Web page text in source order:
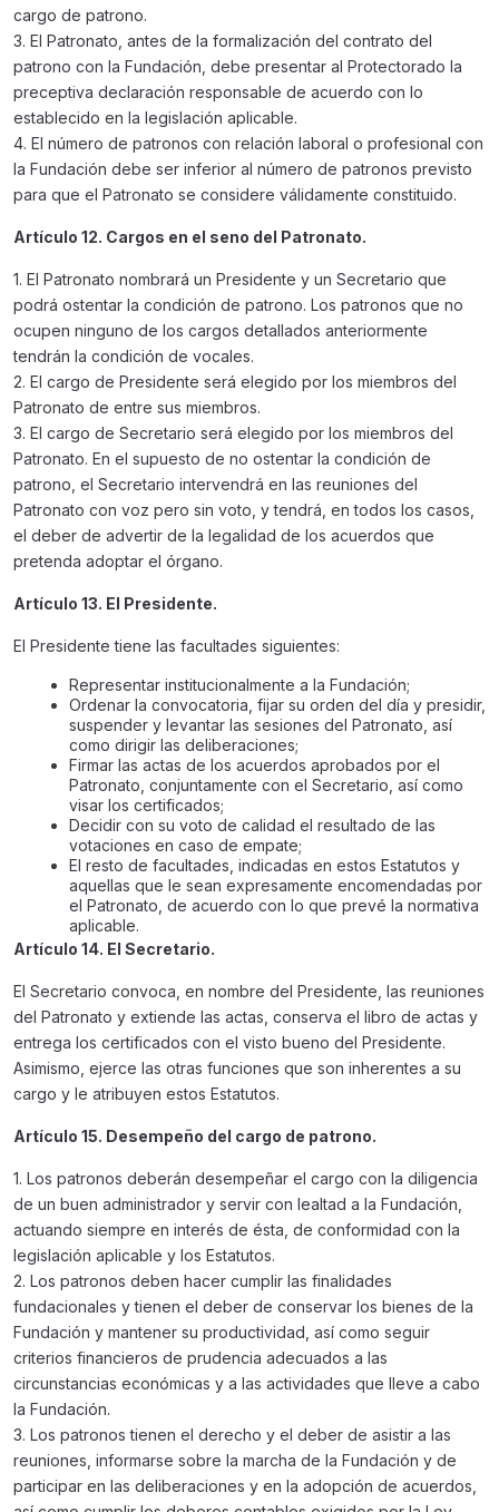
cargo de patrono.
3. El Patronato, antes de la formalización del contrato del
patrono con la Fundación, debe presentar al Protectorado la
preceptiva declaración responsable de acuerdo con lo
establecido en la legislación aplicable.
4. El número de patronos con relación laboral o profesional con
la Fundación debe ser inferior al número de patronos previsto
para que el Patronato se considere válidamente constituido.
Artículo 12. Cargos en el seno del Patronato.
1. El Patronato nombrará un Presidente y un Secretario que
podrá ostentar la condición de patrono. Los patronos que no
ocupen ninguno de los cargos detallados anteriormente
tendrán la condición de vocales.
2. El cargo de Presidente será elegido por los miembros del
Patronato de entre sus miembros.
3. El cargo de Secretario será elegido por los miembros del
Patronato. En el supuesto de no ostentar la condición de
patrono, el Secretario intervendrá en las reuniones del
Patronato con voz pero sin voto, y tendrá, en todos los casos,
el deber de advertir de la legalidad de los acuerdos que
pretenda adoptar el órgano.
Artículo 13. El Presidente.
El Presidente tiene las facultades siguientes:
Representar institucionalmente a la Fundación;
Ordenar la convocatoria, fijar su orden del día y presidir,
suspender y levantar las sesiones del Patronato, así
como dirigir las deliberaciones;
Firmar las actas de los acuerdos aprobados por el
Patronato, conjuntamente con el Secretario, así como
visar los certificados;
Decidir con su voto de calidad el resultado de las
votaciones en caso de empate;
El resto de facultades, indicadas en estos Estatutos y
aquellas que le sean expresamente encomendadas por
el Patronato, de acuerdo con lo que prevé la normativa
aplicable.
Artículo 14. El Secretario.
El Secretario convoca, en nombre del Presidente, las reuniones
del Patronato y extiende las actas, conserva el libro de actas y
entrega los certificados con el visto bueno del Presidente.
Asimismo, ejerce las otras funciones que son inherentes a su
cargo y le atribuyen estos Estatutos.
Artículo 15. Desempeño del cargo de patrono.
1. Los patronos deberán desempeñar el cargo con la diligencia
de un buen administrador y servir con lealtad a la Fundación,
actuando siempre en interés de ésta, de conformidad con la
legislación aplicable y los Estatutos.
2. Los patronos deben hacer cumplir las finalidades
fundacionales y tienen el deber de conservar los bienes de la
Fundación y mantener su productividad, así como seguir
criterios financieros de prudencia adecuados a las
circunstancias económicas y a las actividades que lleve a cabo
la Fundación.
3. Los patronos tienen el derecho y el deber de asistir a las
reuniones, informarse sobre la marcha de la Fundación y de
participar en las deliberaciones y en la adopción de acuerdos,